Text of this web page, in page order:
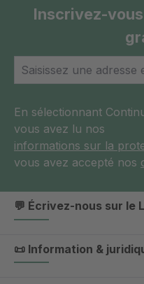
Inscrivez-
En sélectionnant
vous avez lu nos
informations sur la
vous avez accepté nos
💬 Écrivez-nous sur le
📜 Information &